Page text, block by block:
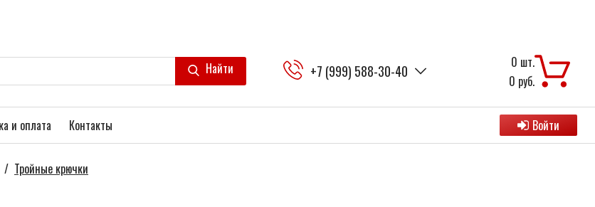
Найти +7 (999) 588-30-40 0 шт.
0 руб.
и оплата Контакты Войти
/ Тройные крючки